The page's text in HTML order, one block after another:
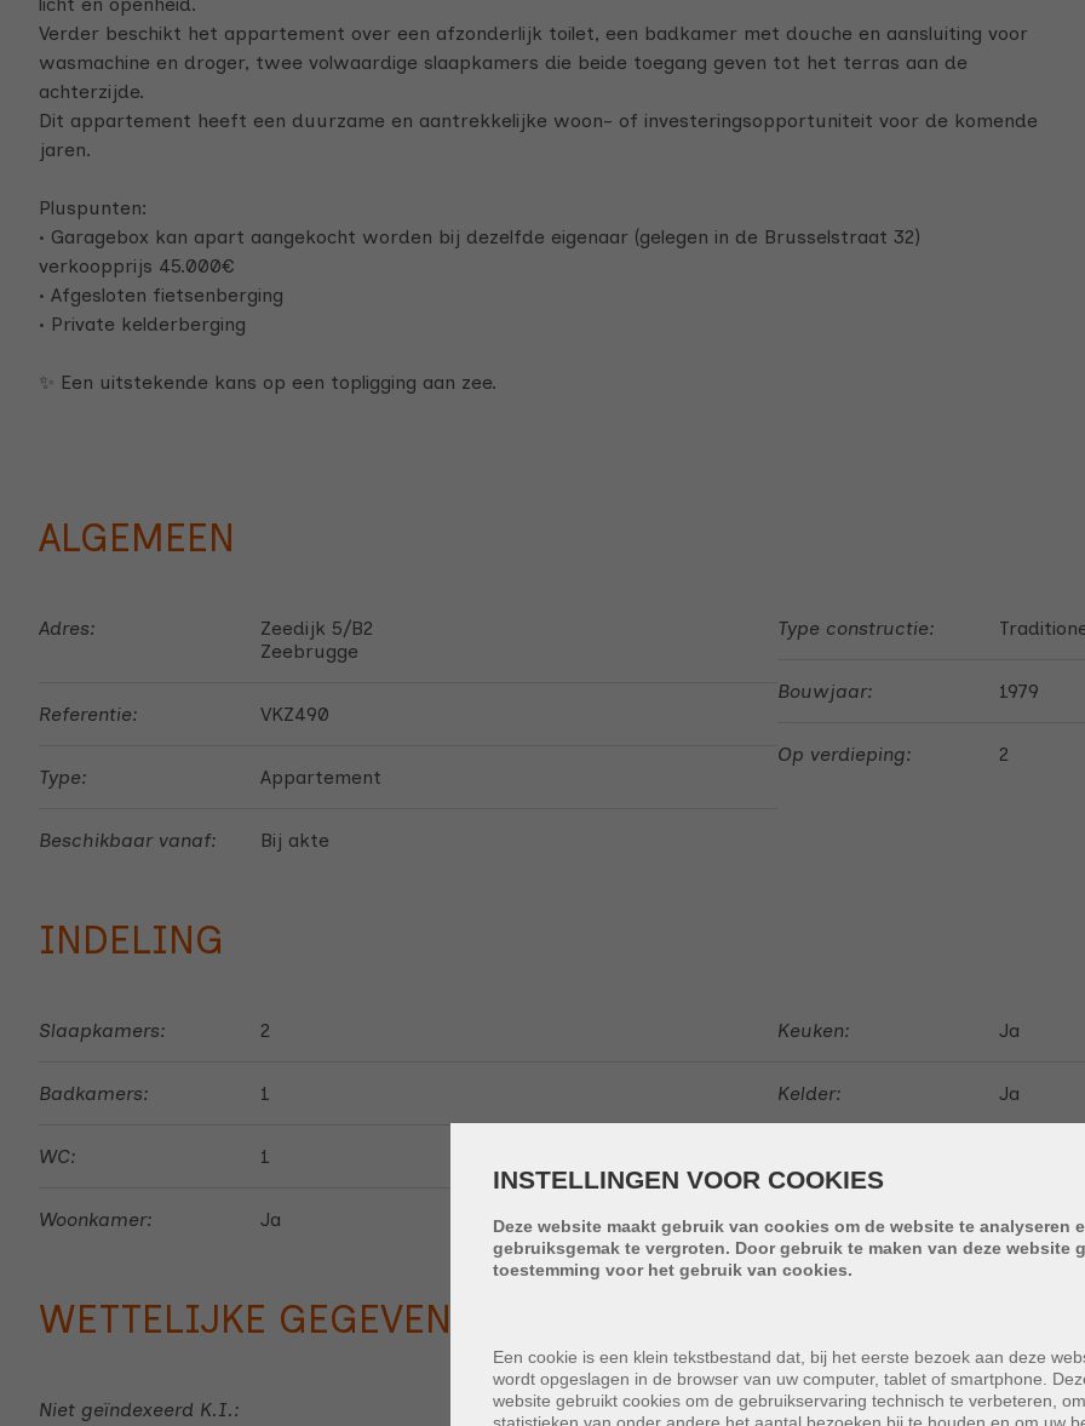
licht en openheid.
Verder beschikt het appartement over een afzonderlijk toilet, een badkamer met douche en aansluiting voor
wasmachine en droger, twee volwaardige slaapkamers die beide toegang geven tot het terras aan de
achterzijde.
Dit appartement heeft een duurzame en aantrekkelijke woon- of investeringsopportuniteit voor de komende
jaren.
Pluspunten:
• Garagebox kan apart aangekocht worden bij dezelfde eigenaar (gelegen in de Brusselstraat 32)
verkoopprijs 45.000€
• Afgesloten fietsenberging
• Private kelderberging
✨ Een uitstekende kans op een topligging aan zee.
ALGEMEEN
Adres:
Zeedijk 5/B2
Zeebrugge
Referentie: VKZ490
Type: Appartement
Beschikbaar vanaf: Bij akte
Type constructie:
Bouwjaar: 1979
Op verdieping: 2
INDELING
Slaapkamers: 2
Badkamers: 1
WC: 1
Woonkamer: Ja
Keuken: Ja
Kelder: Ja
WETTELIJKE GEGEVENS
Niet geïndexeerd K.I.: € 922
INSTELLINGEN VOOR COOKIES
Deze website maakt gebruik van cookies om de website te analyseren
gebruiksgemak te vergroten. Door gebruik te maken van deze website
toestemming voor het gebruik van cookies.
Een cookie is een klein tekstbestand dat, bij het eerste bezoek aan deze
wordt opgeslagen in de browser van uw computer, tablet of smartphone.
website gebruikt cookies om de gebruikservaring technisch te verbeteren, om